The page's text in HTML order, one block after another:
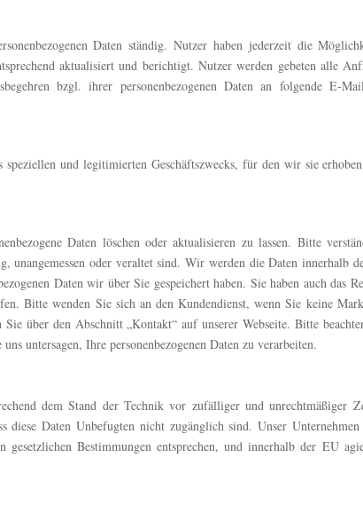
Daten ständig. Nutzer haben jederzeit die
aktualisiert und berichtigt. Nutzer werden gebeten alle
bzgl. ihrer personenbezogenen Daten an folgende E-
und legitimierten Geschäftszwecks, für den wir sie
Daten löschen oder aktualisieren zu lassen. Bitte
oder veraltet sind. Wir werden die Daten innerhalb
Daten wir über Sie gespeichert haben. Sie haben auch das
Bitte wenden Sie sich an den Kundendienst, wenn Sie keine
über den Abschnitt „Kontakt“ auf unserer Webseite. Bitte
untersagen, Ihre personenbezogenen Daten zu verarbeiten.
dem Stand der Technik vor zufälliger und unrechtmäßiger
diese Daten Unbefugten nicht zugänglich sind. Unser
Bestimmungen entsprechen, und innerhalb der EU